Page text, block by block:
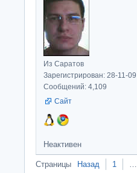
Из Саратов
Зарегистрирован: 28-11-09
Сообщений: 4,109
Сайт
Неактивен
Страницы Назад 1 …